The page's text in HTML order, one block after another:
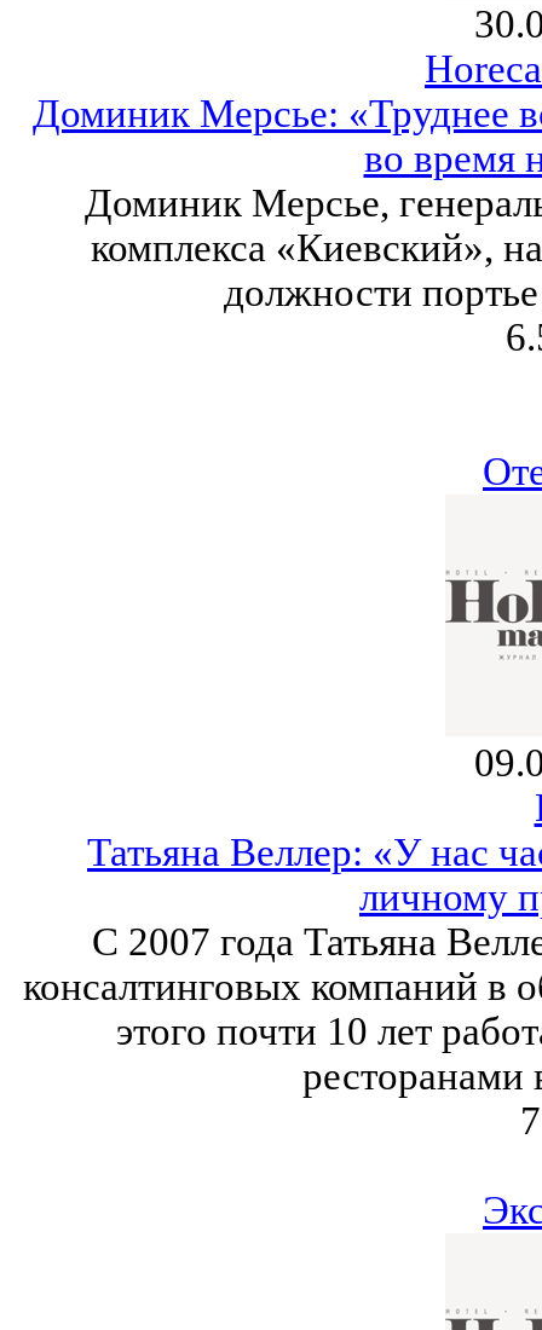
Доминик Мерсье: «Труднее
во время
Доминик Мерсье,
комплекса «Киевский»,
должности
Татьяна Веллер: «У нас
личному
С 2007 года Татьяна
консалтинговых компаний в
этого почти 10 лет